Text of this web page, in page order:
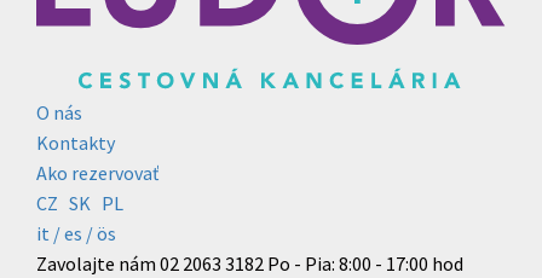
O nás
Kontakty
Ako rezervovať
CZ SK PL
it /es / ös
Zavolajte nám 02 2063 3182 Po - Pia: 8:00 - 17:00 hod